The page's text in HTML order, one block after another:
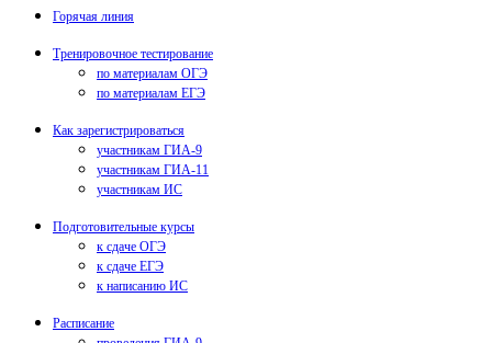
Горячая линия
Тренировочное тестирование
по материалам ОГЭ
по материалам ЕГЭ
Как зарегистрироваться
участникам ГИА-9
участникам ГИА-11
участникам ИС
Подготовительные курсы
к сдаче ОГЭ
к сдаче ЕГЭ
к написанию ИС
Расписание